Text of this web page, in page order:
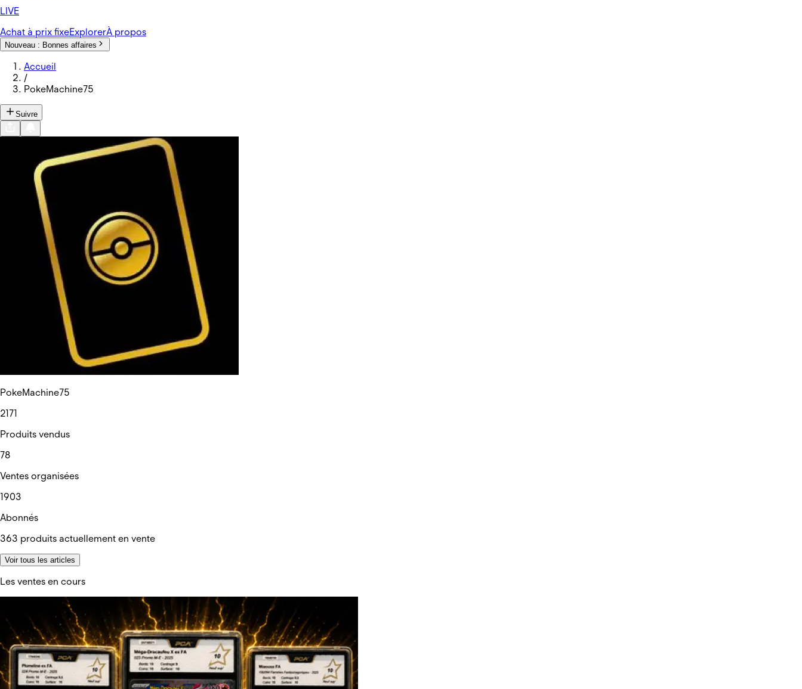
LIVE
Achat à prix fixeExplorerÀ propos
Nouveau : Bonnes affaires
Accueil
/
PokeMachine75
Suivre
PokeMachine75
2171
Produits vendus
78
Ventes organisées
1903
Abonnés
363 produits actuellement en vente
Voir tous les articles
Les ventes en cours